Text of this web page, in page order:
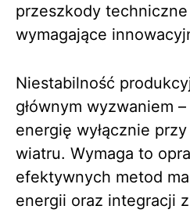
przeszkody
wymagające
Niestabilność
głównym wyzwaniem
energię wyłącznie
wiatru. Wymaga to
efektywnych metod
energii oraz integracji